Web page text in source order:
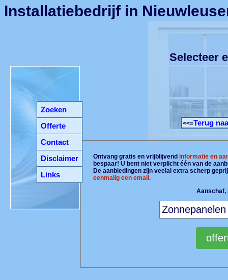
Zoeken
Offerte
Contact
Disclaimer
Links
Installatiebedrijf in
Selecteer
<<=Terug
Ontvang gratis en vrijblijvendinformatie en
bespaar! U bent niet verplicht één van de
De aanbiedingen zijn veelal extra scherp
eenmalig een email.
Aanschaf,